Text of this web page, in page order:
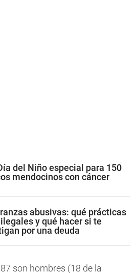
del Niño especial para 150
mendocinos con cáncer
abusivas: qué prácticas
y qué hacer si te
por una deuda
son hombres (18 de la